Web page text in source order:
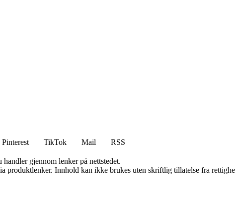
Pinterest TikTok Mail
RSS
gjennom lenker på nettstedet.
Innhold kan ikke brukes uten skriftlig tillatelse fra